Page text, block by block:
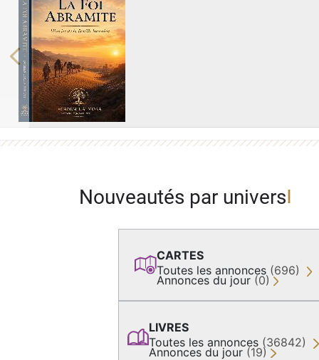
Previous
Nouveautés par univers
CARTES
Toutes les annonces (696)
Annonces du jour (0)
LIVRES
Toutes les annonces (36842)
Annonces du jour (19)